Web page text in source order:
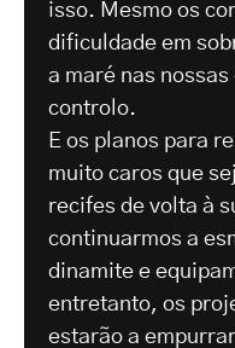
isso. Mesmo os
dificuldade em
a maré nas
controlo.
E os planos para
muito caros que
recifes de volta à
continuarmos a
dinamite e
entretanto, os
estarão a